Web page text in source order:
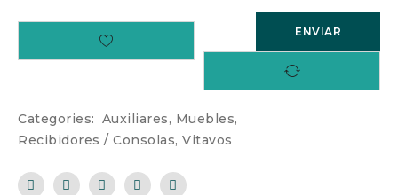
Categories: Auxiliares, Muebles,
Recibidores / Consolas, Vitavos